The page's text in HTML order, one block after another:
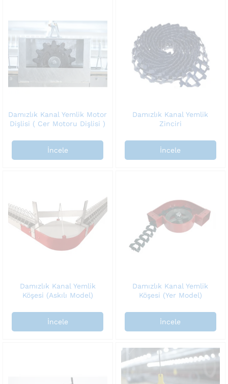
Damızlık Kanal Yemlik Motor
Dişlisi ( Cer Motoru Dişlisi )
İncele
Damızlık Kanal Yemlik
Zinciri
İncele
Damızlık Kanal Yemlik
Köşesi (Askılı Model)
İncele
Damızlık Kanal Yemlik
Köşesi (Yer Model)
İncele